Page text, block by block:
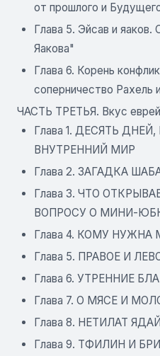
от прошлого и
Глава 5. Эйсав и
Яакова"
Глава 6. Корень
соперничество Рахель
ЧАСТЬ ТРЕТЬЯ. Вкус
Глава 1. ДЕСЯТЬ
ВНУТРЕННИЙ МИР
Глава 2. ЗАГАДКА
Глава 3. ЧТО
ВОПРОСУ О МИНИ-
Глава 4. КОМУ НУЖНА
Глава 5. ПРАВОЕ И
Глава 6. УТРЕННИЕ
Глава 7. O МЯСЕ И
Глава 8. НЕТИЛАТ
Глава 9. ТФИЛИН И